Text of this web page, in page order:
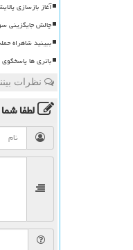
آغاز بازسازی
چالش جایگزینی
ببینید شاهراه
باتری ها
نظرات
لطفا